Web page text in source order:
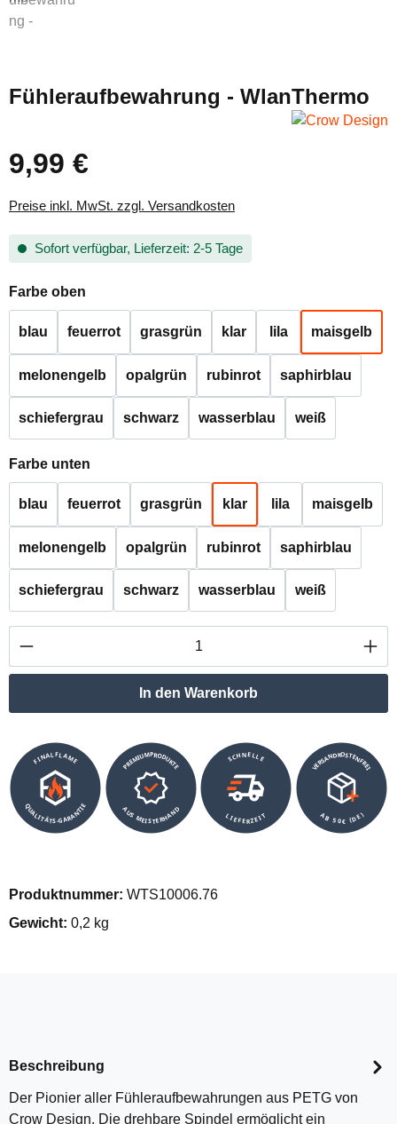
Fühleraufbewahrung - WlanThermo
Regulärer Preis:
9,99 €
Preise inkl. MwSt. zzgl. Versandkosten
Sofort verfügbar, Lieferzeit: 2-5 Tage
Farbe oben
blau feuerrot grasgrün klar lila maisgelb
melonengelb opalgrün rubinrot saphirblau
schiefergrau schwarz wasserblau weiß
Farbe unten
blau feuerrot grasgrün klar lila maisgelb
melonengelb opalgrün rubinrot saphirblau
schiefergrau schwarz wasserblau weiß
Produkt Anzahl: Gib den gewünschten
In den Warenkorb
FINALFLAME
QUALITÄTS-GARANTIE
PREMIUMPRODUKTE
AUS MEISTERHAND
SCHNELLE
LIEFERZEIT
VERSANDKOSTENFREI
AB 50€ (DE)
Produktnummer: WTS10006.76
Gewicht: 0,2 kg
Beschreibung
Der Pionier aller Fühleraufbewahrungen aus PETG von
Crow Design. Die drehbare Spindel ermöglicht ein